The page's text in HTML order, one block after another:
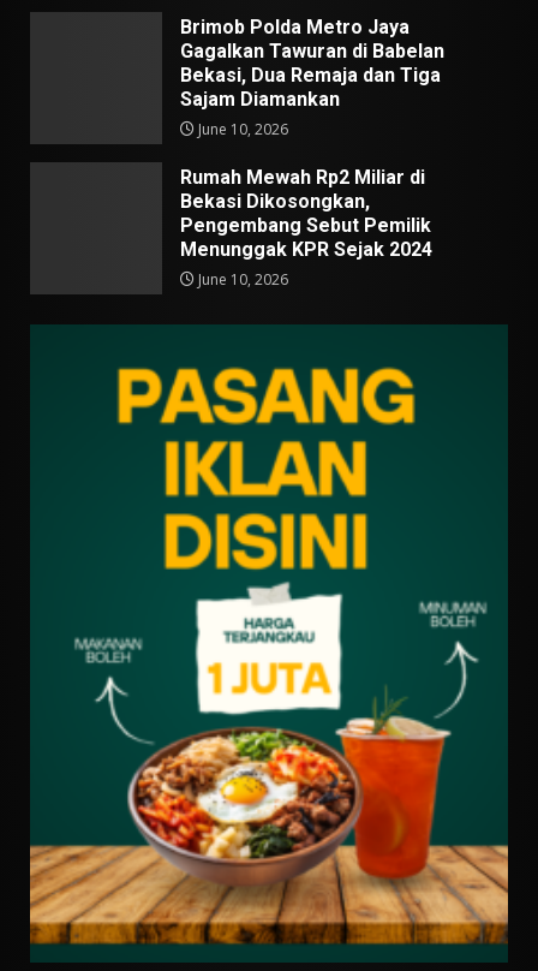
Brimob Polda Metro Jaya
Gagalkan Tawuran di Babelan
Bekasi, Dua Remaja dan Tiga
Sajam Diamankan
June 10, 2026
Rumah Mewah Rp2 Miliar di
Bekasi Dikosongkan,
Pengembang Sebut Pemilik
Menunggak KPR Sejak 2024
June 10, 2026